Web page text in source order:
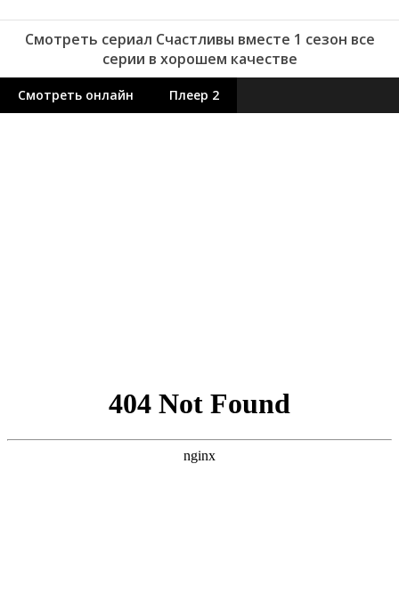
Смотреть сериал Счастливы вместе 1 сезон все
серии в хорошем качестве
Смотреть онлайн Плеер 2